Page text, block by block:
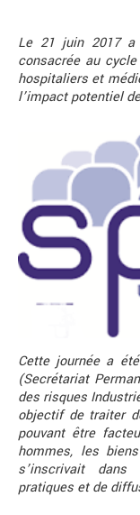
Le 21 juin 2017 a
consacrée au
hospitaliers et
l’impact potentiel
Cette journée a
(Secrétariat
des risques
objectif de traiter
pouvant être
hommes, les
s’inscrivait dans
pratiques et de